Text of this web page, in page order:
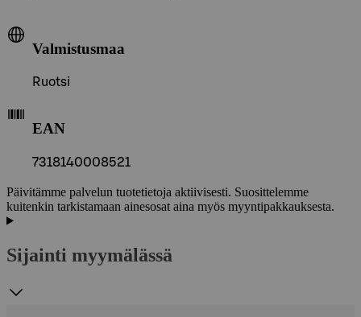
Valmistusmaa
Ruotsi
EAN
7318140008521
Päivitämme palvelun tuotetietoja aktiivisesti. Suosittelemme
kuitenkin tarkistamaan ainesosat aina myös myyntipakkauksesta.
Sijainti myymälässä